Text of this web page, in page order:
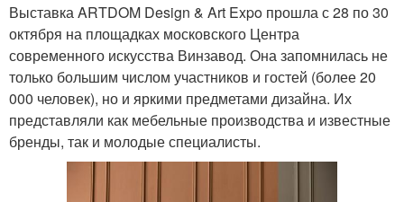
Выставка ARTDOM Design & Art Expo прошла с 28 по 30
октября на площадках московского Центра
современного искусства Винзавод. Она запомнилась не
только большим числом участников и гостей (более 20
000 человек), но и яркими предметами дизайна. Их
представляли как мебельные производства и известные
бренды, так и молодые специалисты.